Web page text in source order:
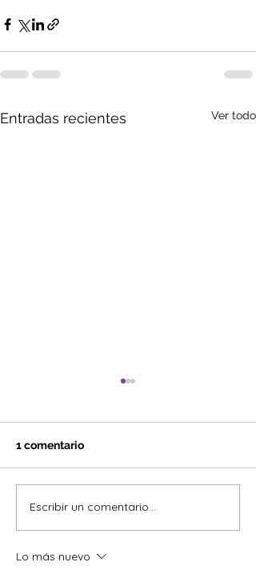
Entradas recientes Ver todo
Horarios de Banjul
tiendas locales
1 comentario
Escribir un comentario...
Lo más nuevo